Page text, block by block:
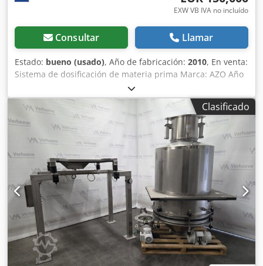
EXW VB IVA no incluído
Consultar Llamar
Estado: bueno (usado), Año de fabricación: 2010, En venta:
Sistema de dosificación de materia prima Marca: AZO Año
de fabricación: 2010 Incluye: - 8x tanques dosificadores de
500 litros - documentación completa Dedjy Spg Rspfx
Apnock - bastidores - celdas de pesaje - tornillos
dosificadores Si tiene alguna pregunta o comentario, no
dude en ponerse en contacto con nosotros. Es posible
realizar una inspección en el lugar. Atentamente, Leo
Holland
Clasificado